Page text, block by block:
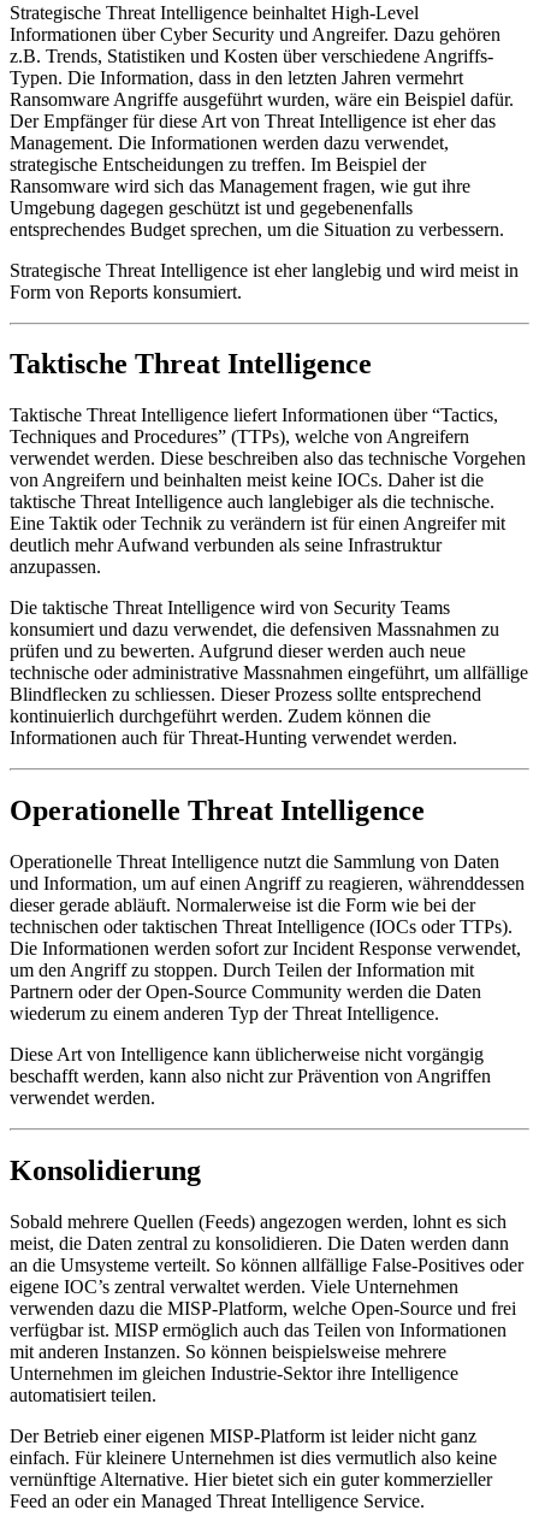
Strategische Threat Intelligence beinhaltet High-Level
Informationen über Cyber Security und Angreifer. Dazu gehören
z.B. Trends, Statistiken und Kosten über verschiedene Angriffs-
Typen. Die Information, dass in den letzten Jahren vermehrt
Ransomware Angriffe ausgeführt wurden, wäre ein Beispiel dafür.
Der Empfänger für diese Art von Threat Intelligence ist eher das
Management. Die Informationen werden dazu verwendet,
strategische Entscheidungen zu treffen. Im Beispiel der
Ransomware wird sich das Management fragen, wie gut ihre
Umgebung dagegen geschützt ist und gegebenenfalls
entsprechendes Budget sprechen, um die Situation zu verbessern.
Strategische Threat Intelligence ist eher langlebig und wird meist in
Form von Reports konsumiert.
Taktische Threat Intelligence
Taktische Threat Intelligence liefert Informationen über “Tactics,
Techniques and Procedures” (TTPs), welche von Angreifern
verwendet werden. Diese beschreiben also das technische Vorgehen
von Angreifern und beinhalten meist keine IOCs. Daher ist die
taktische Threat Intelligence auch langlebiger als die technische.
Eine Taktik oder Technik zu verändern ist für einen Angreifer mit
deutlich mehr Aufwand verbunden als seine Infrastruktur
anzupassen.
Die taktische Threat Intelligence wird von Security Teams
konsumiert und dazu verwendet, die defensiven Massnahmen zu
prüfen und zu bewerten. Aufgrund dieser werden auch neue
technische oder administrative Massnahmen eingeführt, um allfällige
Blindflecken zu schliessen. Dieser Prozess sollte entsprechend
kontinuierlich durchgeführt werden. Zudem können die
Informationen auch für Threat-Hunting verwendet werden.
Operationelle Threat Intelligence
Operationelle Threat Intelligence nutzt die Sammlung von Daten
und Information, um auf einen Angriff zu reagieren, währenddessen
dieser gerade abläuft. Normalerweise ist die Form wie bei der
technischen oder taktischen Threat Intelligence (IOCs oder TTPs).
Die Informationen werden sofort zur Incident Response verwendet,
um den Angriff zu stoppen. Durch Teilen der Information mit
Partnern oder der Open-Source Community werden die Daten
wiederum zu einem anderen Typ der Threat Intelligence.
Diese Art von Intelligence kann üblicherweise nicht vorgängig
beschafft werden, kann also nicht zur Prävention von Angriffen
verwendet werden.
Konsolidierung
Sobald mehrere Quellen (Feeds) angezogen werden, lohnt es sich
meist, die Daten zentral zu konsolidieren. Die Daten werden dann
an die Umsysteme verteilt. So können allfällige False-Positives oder
eigene IOC’s zentral verwaltet werden. Viele Unternehmen
verwenden dazu die MISP-Platform, welche Open-Source und frei
verfügbar ist. MISP ermöglich auch das Teilen von Informationen
mit anderen Instanzen. So können beispielsweise mehrere
Unternehmen im gleichen Industrie-Sektor ihre Intelligence
automatisiert teilen.
Der Betrieb einer eigenen MISP-Platform ist leider nicht ganz
einfach. Für kleinere Unternehmen ist dies vermutlich also keine
vernünftige Alternative. Hier bietet sich ein guter kommerzieller
Feed an oder ein Managed Threat Intelligence Service.